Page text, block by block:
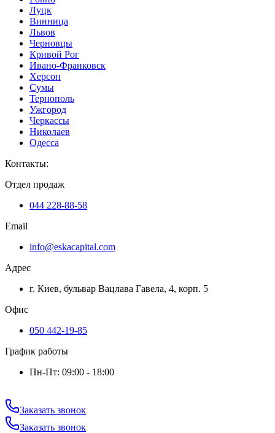
Луцк
Винница
Львов
Черновцы
Кривой Рог
Ивано-Франковск
Херсон
Сумы
Тернополь
Ужгород
Черкассы
Николаев
Одесса
Контакты:
Отдел продаж
044 228-88-58
Email
info@eskacapital.com
Адрес
г. Киев, бульвар Вацлава Гавела, 4, корп. 5
Офис
050 442-19-85
График работы
Пн-Пт: 09:00 - 18:00
Заказать звонок
Заказать звонок